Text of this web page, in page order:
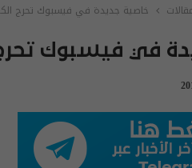
خاصية جديدة في فيسبوك تحرج
في فيسبوك